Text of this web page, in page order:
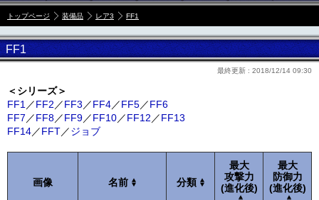
トップページ 装備品 レア3 FF1
FF1
最終更新 : 2018/12/14 09:30
＜シリーズ＞
FF1 ／FF2 ／FF3 ／FF4／FF5／FF6
FF7 ／FF8／FF9／FF10／FF12 ／FF13
FF14／FFT／ジョブ
画像 名前 分類
最大
攻撃力
(進化後)
最大
防御力
(進化後)